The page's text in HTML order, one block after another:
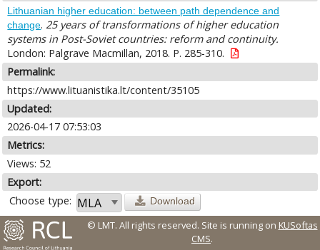
Lithuanian higher education: between path dependence and
change.25 years of transformations of higher education
systems in Post-Soviet countries: reform and continuity.
London: Palgrave Macmillan, 2018. P. 285-310.
Permalink:
https://www.lituanistika.lt/content/35105
Updated:
2026-04-17 07:53:03
Metrics:
Views: 52
Export:
Choose type:
Download
© LMT. All rights reserved. Site is running on KUSoftas
CMS.